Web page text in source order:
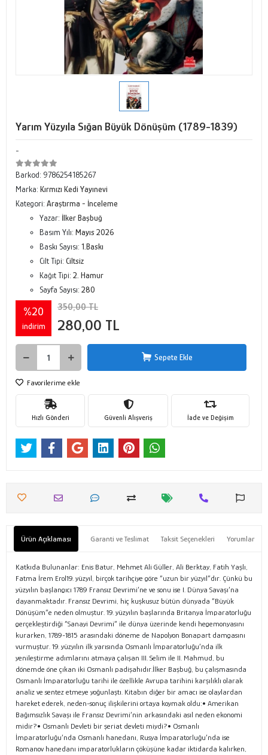
Yarım Yüzyıla Sığan Büyük Dönüşüm (1789-1839)
-
Barkod: 9786254185267
Marka: Kırmızı Kedi Yayınevi
Kategori: Araştırma - İnceleme
Yazar: İlker Başbuğ
Basım Yılı: Mayıs 2026
Baskı Sayısı: 1.Baskı
Cilt Tipi: Ciltsiz
Kağıt Tipi: 2. Hamur
Sayfa Sayısı: 280
%20
indirim
350,00 TL
280,00 TL
Sepete Ekle
Favorilerime ekle
Hızlı Gönderi Güvenli Alışveriş İade ve Değişim
Ürün Açıklaması Garanti ve Teslimat Taksit Seçenekleri Yorumlar
Katkıda Bulunanlar: Enis Batur, Mehmet Ali Güller, Ali Berktay, Fatih Yaşlı,
Fatma İrem Erol19. yüzyıl, birçok tarihçiye göre “uzun bir yüzyıl”dır. Çünkü bu
yüzyılın başlangıcı 1789 Fransız Devrimi’ne ve sonu ise I. Dünya Savaşı’na
dayanmaktadır. Fransız Devrimi, hiç kuşkusuz bütün dünyada “Büyük
Dönüşüm”e neden olmuştur. 19. yüzyılın başlarında Britanya İmparatorluğu
gerçekleştirdiği “Sanayi Devrimi” ile dünya üzerinde kendi hegemonyasını
kurarken, 1789-1815 arasındaki döneme de Napolyon Bonapart damgasını
vurmuştur. 19. yüzyılın ilk yarısında Osmanlı İmparatorluğu’nda ilk
yenileştirme adımlarını atmaya çalışan III. Selim ile II. Mahmud, bu
dönemde öne çıkan iki Osmanlı padişahıdır.İlker Başbuğ, bu çalışmasında
Osmanlı İmparatorluğu tarihi ile özellikle Avrupa tarihini karşılıklı olarak
analiz ve sentez etmeye yoğunlaştı. Kitabın diğer bir amacı ise olaylardan
hareket ederek, neden-sonuç ilişkilerini ortaya koymak oldu:• Amerikan
Bağımsızlık Savaşı ile Fransız Devrimi’nin arkasındaki asıl neden ekonomi
midir?• Osmanlı Devleti bir şeriat devleti miydi?• Osmanlı
İmparatorluğu’nda Osmanlı hanedanı, Rusya İmparatorluğu’nda ise
Romanov hanedanı imparatorlukların çöküşüne kadar iktidarda kalırken,